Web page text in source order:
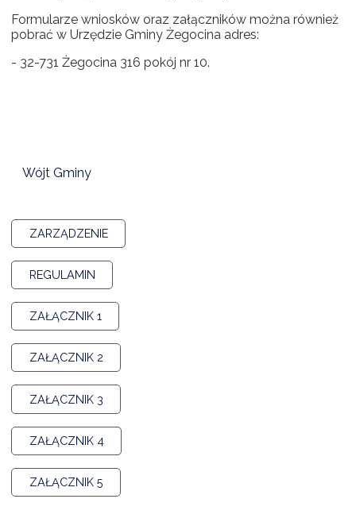
Formularze wniosków oraz załączników można również
pobrać w Urzędzie Gminy Żegocina adres:
- 32-731 Żegocina 316 pokój nr 10.
Wójt Gminy
ZARZĄDZENIE
REGULAMIN
ZAŁĄCZNIK 1
ZAŁĄCZNIK 2
ZAŁĄCZNIK 3
ZAŁĄCZNIK 4
ZAŁĄCZNIK 5